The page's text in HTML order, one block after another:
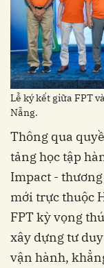
Lễ ký kết giữa FPT
Nẵng.
Thông qua
tảng học tập
Impact -
mới trực thuộc
FPT kỳ vọng
xây dựng tư
vận hành,